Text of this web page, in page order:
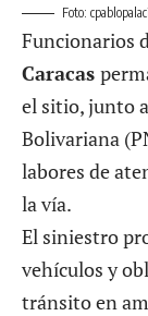
Foto:
Funcionarios
Caracas
el sitio, junto
Bolivariana
labores de
la vía.
El siniestro
vehículos y
tránsito en